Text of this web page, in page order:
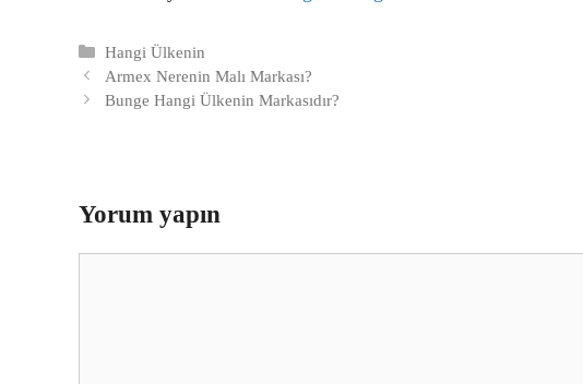
Kategoriler
Hangi Ülkenin
Armex Nerenin Malı Markası?
Bunge Hangi Ülkenin Markasıdır?
Yorum yapın